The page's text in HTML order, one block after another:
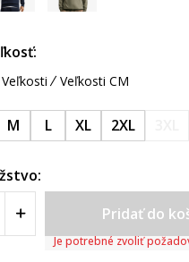
Veľkosti Veľkosti CM
M L XL 2XL
Pridať do
Je potrebné zvoliť